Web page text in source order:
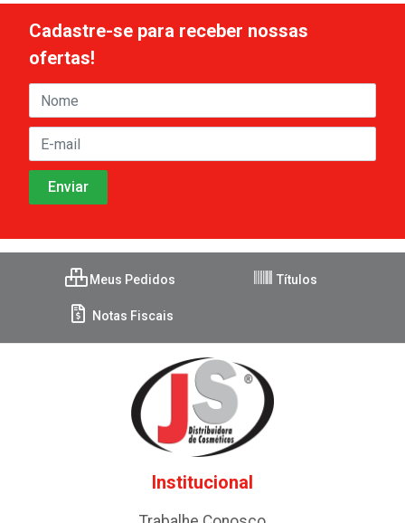
Cadastre-se para receber nossas
ofertas!
Meus Pedidos Títulos
Notas Fiscais
Institucional